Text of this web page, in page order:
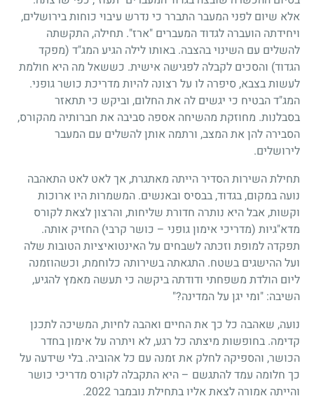
אלא שיום לפני המעבר התברר כי נדרש עיבוי כוחות בירושלים,
ויחידתה הועברה לגדוד המעברים "ארז". תחילה, התקשתה
להשלים עם השינוי בהצבה. באותו לילה הגיע המג"ד (מפקד
הגדוד) והסכים לקבלה לפגישה אישית. כששאל מה היא חולמת
לעשות בצבא, סיפרה לו על רצונה להיות מדריכת כושר גופני.
המג"ד הבטיח כי יגשים לה את החלום, וביקש כי תתאזר
בסבלנות. מחוזקת מהשיחה אספה סביבה את חברותיה מהקורס,
הסבירה להן את המצב, ורתמה אותן להשלים עם המעבר
לירושלים.
תחילת השירות הסדיר הייתה מאתגרת, אך לאט לאט התאהבה
נועה במקום, בגדוד, בבסיס ובאנשים. המשמרות היו ארוכות
וקשות, אבל היא נותרה חדורת שליחות, והרצון לצאת לקורס
מדא"גיות (מדריכי אימון גופני – כושר קרבי) החזיק אותה.
תפקדה למופת וזכתה לשבחים על האינטואיציות הטובות שלה
ועל ההישגים בשטח. התגאתה בשירותה כלוחמת, וכשהוזמנה
ליום הולדת משפחתי ודודתה ביקשה כי תעשה מאמץ להגיע,
השיבה: "ומי יגן על המדינה?"
נועה, שאהבה כל כך את החיים ואהבה לחיות, המשיכה לתכנן
קדימה. בחופשות מיצתה כל רגע, לא ויתרה על אימון בחדר
הכושר, והספיקה לחלק את זמנה עם כל אהוביה. בלי שידעה על
כך חלומה עמד להתגשם – היא התקבלה לקורס מדריכי כושר
והייתה אמורה לצאת אליו בתחילת נובמבר 2022.